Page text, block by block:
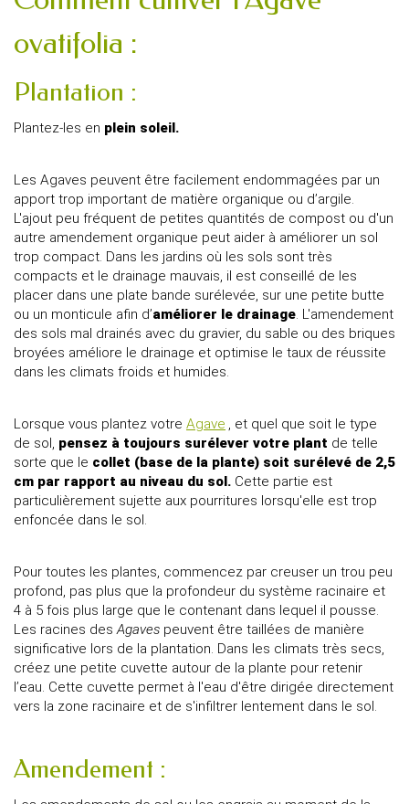
ovatifolia :
Plantation :
Plantez-les en plein soleil.
Les Agaves peuvent être facilement endommagées par un
apport trop important de matière organique ou d’argile.
L'ajout peu fréquent de petites quantités de compost ou d'un
autre amendement organique peut aider à améliorer un sol
trop compact. Dans les jardins où les sols sont très
compacts et le drainage mauvais, il est conseillé de les
placer dans une plate bande surélevée, sur une petite butte
ou un monticule afin d’améliorer le drainage. L'amendement
des sols mal drainés avec du gravier, du sable ou des briques
broyées améliore le drainage et optimise le taux de réussite
dans les climats froids et humides.
Lorsque vous plantez votre Agave , et quel que soit le type
de sol, pensez à toujours surélever votre plant de telle
sorte que le collet (base de la plante) soit surélevé de 2,5
cm par rapport au niveau du sol. Cette partie est
particulièrement sujette aux pourritures lorsqu'elle est trop
enfoncée dans le sol.
Pour toutes les plantes, commencez par creuser un trou peu
profond, pas plus que la profondeur du système racinaire et
4 à 5 fois plus large que le contenant dans lequel il pousse.
Les racines desAgaves peuvent être taillées de manière
significative lors de la plantation. Dans les climats très secs,
créez une petite cuvette autour de la plante pour retenir
l’eau. Cette cuvette permet à l'eau d'être dirigée directement
vers la zone racinaire et de s'infiltrer lentement dans le sol.
Amendement :